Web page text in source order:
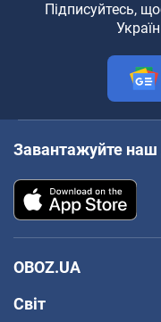
Підписуйтесь,
Завантажуйте наш
OBOZ.UA
Світ